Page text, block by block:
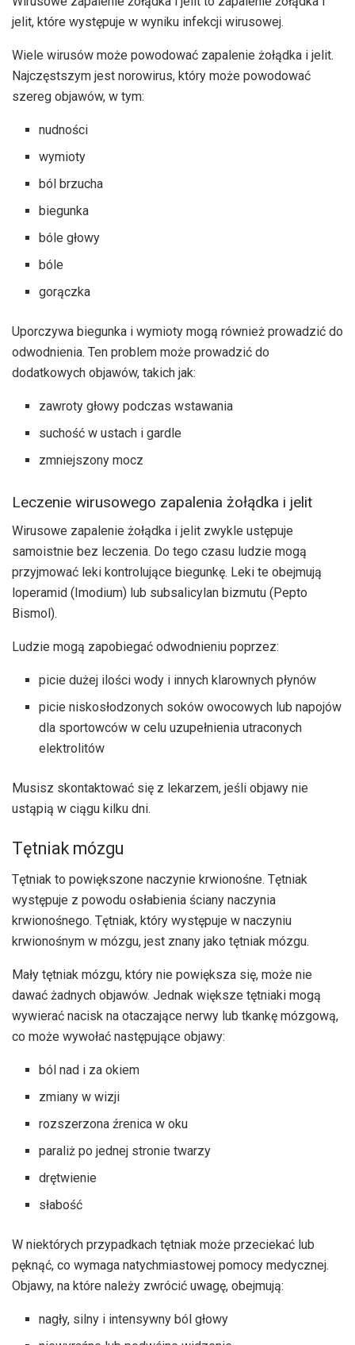
jelit, które występuje w wyniku infekcji wirusowej.
Wiele wirusów może powodować zapalenie żołądka i jelit.
Najczęstszym jest norowirus, który może powodować
szereg objawów, w tym:
nudności
wymioty
ból brzucha
biegunka
bóle głowy
bóle
gorączka
Uporczywa biegunka i wymioty mogą również prowadzić do
odwodnienia. Ten problem może prowadzić do
dodatkowych objawów, takich jak:
zawroty głowy podczas wstawania
suchość w ustach i gardle
zmniejszony mocz
Leczenie wirusowego zapalenia żołądka i jelit
Wirusowe zapalenie żołądka i jelit zwykle ustępuje
samoistnie bez leczenia. Do tego czasu ludzie mogą
przyjmować leki kontrolujące biegunkę. Leki te obejmują
loperamid (Imodium) lub subsalicylan bizmutu (Pepto
Bismol).
Ludzie mogą zapobiegać odwodnieniu poprzez:
picie dużej ilości wody i innych klarownych płynów
picie niskosłodzonych soków owocowych lub napojów
dla sportowców w celu uzupełnienia utraconych
elektrolitów
Musisz skontaktować się z lekarzem, jeśli objawy nie
ustąpią w ciągu kilku dni.
Tętniak mózgu
Tętniak to powiększone naczynie krwionośne. Tętniak
występuje z powodu osłabienia ściany naczynia
krwionośnego. Tętniak, który występuje w naczyniu
krwionośnym w mózgu, jest znany jako tętniak mózgu.
Mały tętniak mózgu, który nie powiększa się, może nie
dawać żadnych objawów. Jednak większe tętniaki mogą
wywierać nacisk na otaczające nerwy lub tkankę mózgową,
co może wywołać następujące objawy:
ból nad i za okiem
zmiany w wizji
rozszerzona źrenica w oku
paraliż po jednej stronie twarzy
drętwienie
słabość
W niektórych przypadkach tętniak może przeciekać lub
pęknąć, co wymaga natychmiastowej pomocy medycznej.
Objawy, na które należy zwrócić uwagę, obejmują:
nagły, silny i intensywny ból głowy